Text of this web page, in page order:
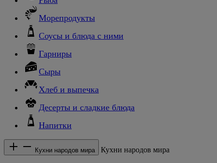
Морепродукты
Соусы и блюда с ними
Гарниры
Сыры
Хлеб и выпечка
Десерты и сладкие блюда
Напитки
Кухни народов мира Кухни народов мира